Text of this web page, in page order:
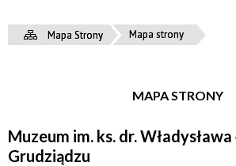
Mapa Strony Mapa strony
MAPA STRONY
Muzeum im. ks. dr.
Grudziądzu